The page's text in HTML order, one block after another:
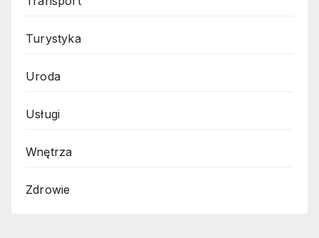
Turystyka
Uroda
Usługi
Wnętrza
Zdrowie